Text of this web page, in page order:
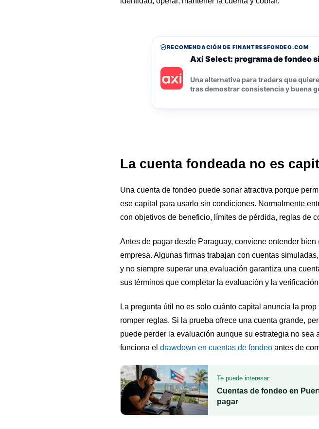
RECOMENDACIÓN DE FINANTRESFONDEO.COM
Axi Select: programa de fondeo
Una alternativa para traders que
tras demostrar consistencia y buena
La cuenta fondeada no es
Una cuenta de fondeo puede sonar atractiva porque
ese capital para usarlo sin condiciones. Normalmente
con objetivos de beneficio, límites de pérdida, reglas de
Antes de pagar desde Paraguay, conviene entender bien
empresa. Algunas firmas trabajan con cuentas
y no siempre superar una evaluación garantiza una
sus términos que completar la evaluación y la
La pregunta útil no es solo cuánto capital anuncia la
romper reglas. Si la prueba ofrece una cuenta grande,
puede perder la evaluación aunque su estrategia no
funciona el drawdown en cuentas de fondeo antes de
Te puede interesar:
Cuentas de fondeo en
pagar